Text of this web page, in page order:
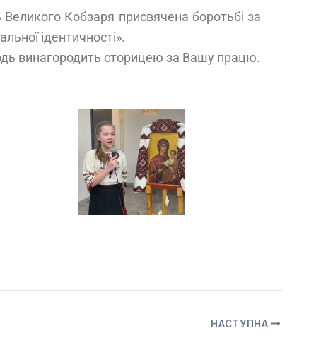
Кобзаря присвячена боротьбі за
ідентичності».
винагородить сторицею за Вашу працю.
НАСТУПНА